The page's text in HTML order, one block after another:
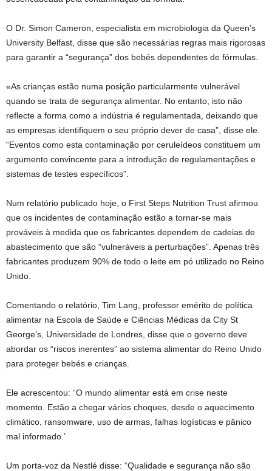
O Dr. Simon Cameron, especialista em microbiologia da Queen’s
University Belfast, disse que são necessárias regras mais rigorosas
para garantir a “segurança” dos bebés dependentes de fórmulas.
«As crianças estão numa posição particularmente vulnerável
quando se trata de segurança alimentar. No entanto, isto não
reflecte a forma como a indústria é regulamentada, deixando que
as empresas identifiquem o seu próprio dever de casa”, disse ele.
“Eventos como esta contaminação por ceruleídeos constituem um
argumento convincente para a introdução de regulamentações e
sistemas de testes específicos”.
Num relatório publicado hoje, o First Steps Nutrition Trust afirmou
que os incidentes de contaminação estão a tornar-se mais
prováveis ​​à medida que os fabricantes dependem de cadeias de
abastecimento que são “vulneráveis ​​a perturbações”. Apenas três
fabricantes produzem 90% de todo o leite em pó utilizado no Reino
Unido.
Comentando o relatório, Tim Lang, professor emérito de política
alimentar na Escola de Saúde e Ciências Médicas da City St
George’s, Universidade de Londres, disse que o governo deve
abordar os “riscos inerentes” ao sistema alimentar do Reino Unido
para proteger bebés e crianças.
Ele acrescentou: “O mundo alimentar está em crise neste
momento. Estão a chegar vários choques, desde o aquecimento
climático, ransomware, uso de armas, falhas logísticas e pânico
mal informado.’
Um porta-voz da Nestlé disse: “Qualidade e segurança não são